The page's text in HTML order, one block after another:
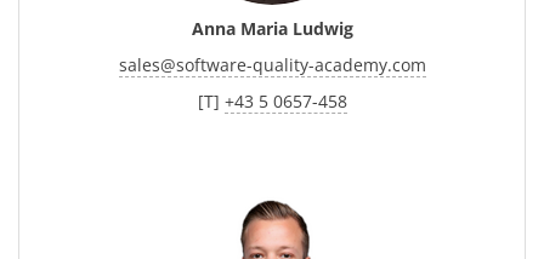
Anna Maria Ludwig
sales@software-quality-academy.com
[T] +43 5 0657-458